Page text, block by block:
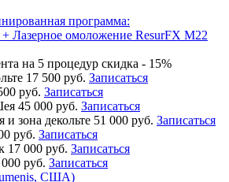
программа:
Лазерное омоложение ResurFX M22
на 5 процедур скидка - 15%
17 500 руб. Записаться
руб. Записаться
45 000 руб. Записаться
зона декольте 51 000 руб. Записаться
руб. Записаться
17 000 руб. Записаться
руб. Записаться
США)